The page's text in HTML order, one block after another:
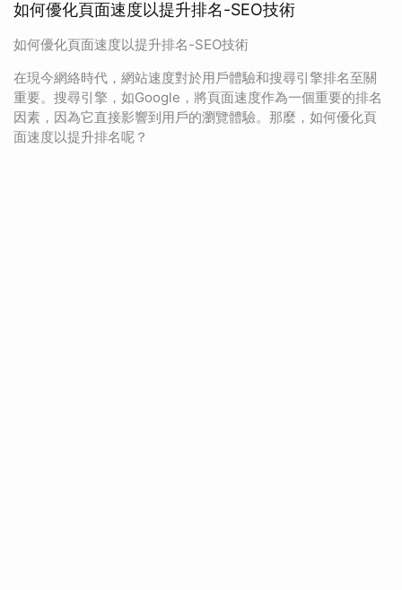
如何優化頁面速度以提升排名-SEO技術
如何優化頁面速度以提升排名-SEO技術
在現今網絡時代，網站速度對於用戶體驗和搜尋引擎排名至關
重要。搜尋引擎，如Google，將頁面速度作為一個重要的排名
因素，因為它直接影響到用戶的瀏覽體驗。那麼，如何優化頁
面速度以提升排名呢？